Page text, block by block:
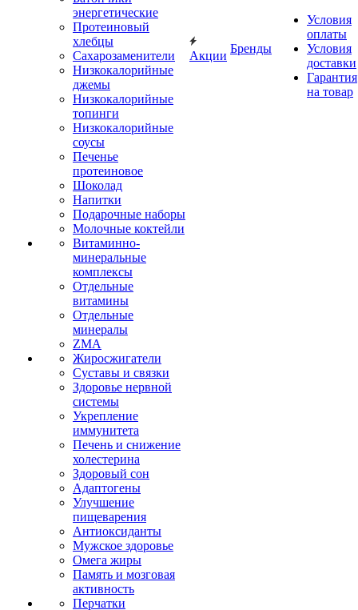
энергетические
Протеиновый
хлебцы
Сахарозаменители
Низкокалорийные
джемы
Низкокалорийные
топинги
Низкокалорийные
соусы
Печенье
протеиновое
Шоколад
Напитки
Подарочные наборы
Молочные коктейли
Витаминно-
минеральные
комплексы
Отдельные
витамины
Отдельные
минералы
ZMA
Жиросжигатели
Суставы и связки
Здоровье нервной
системы
Укрепление
иммунитета
Печень и снижение
холестерина
Здоровый сон
Адаптогены
Улучшение
пищеварения
Антиоксиданты
Мужское здоровье
Омега жиры
Память и мозговая
активность
Перчатки
Акции
Бренды
Условия
оплаты
Условия
доставки
Гарантия
на товар